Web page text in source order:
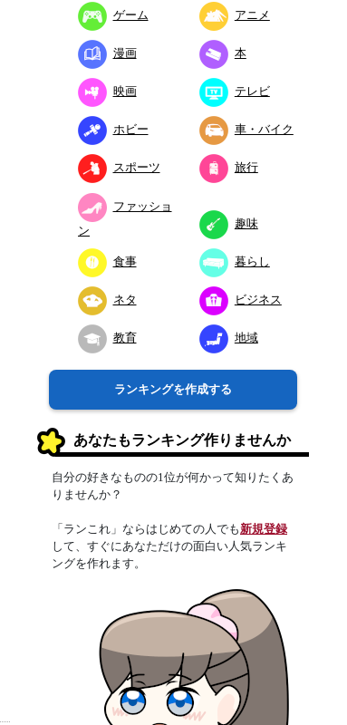
ゲーム アニメ
漫画 本
映画 テレビ
ホビー 車・バイク
スポーツ 旅行
ファッショ
ン
趣味
食事 暮らし
ネタ ビジネス
教育 地域
ランキングを作成する
あなたもランキング作りませんか
自分の好きなものの1位が何かって知りたくあ
りませんか？
「ランこれ」ならはじめての人でも新規登録
して、すぐにあなただけの面白い人気ランキ
ングを作れます。